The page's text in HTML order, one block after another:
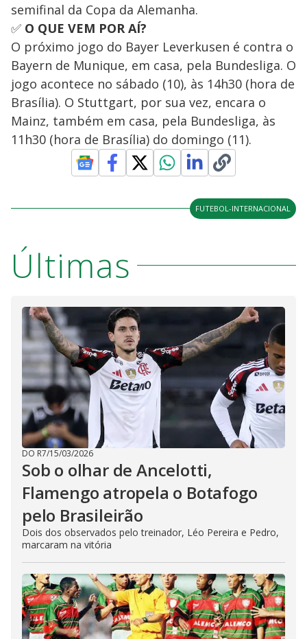
semifinal da Copa da Alemanha.
✅ O QUE VEM POR AÍ?
O próximo jogo do Bayer Leverkusen é contra o
Bayern de Munique, em casa, pela Bundesliga. O
jogo acontece no sábado (10), às 14h30 (hora de
Brasília). O Stuttgart, por sua vez, encara o
Mainz, também em casa, pela Bundesliga, às
11h30 (hora de Brasília) do domingo (11).
FUTEBOL-INTERNACIONAL
Últimas
DO R7/15/03/2026
Sob o olhar de Ancelotti,
Flamengo atropela o Botafogo
pelo Brasileirão
Dois dos observados pelo treinador, Léo Pereira e Pedro,
marcaram na vitória